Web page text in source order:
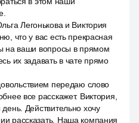
Легонькова и Виктория
что у вас есть прекрасная
на ваши вопросы в прямом
их задавать в чате прямо
передаю слово
все расскажет. Виктория,
Действительно хочу
рассказать. Наша компания